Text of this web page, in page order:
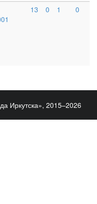
13 0 1 0
Иркутска», 2015–2026